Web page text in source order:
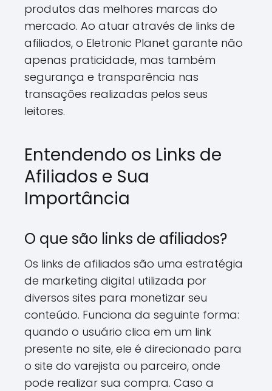
produtos das melhores marcas do
mercado. Ao atuar através de links de
afiliados, o Eletronic Planet garante não
apenas praticidade, mas também
segurança e transparência nas
transações realizadas pelos seus
leitores.
Entendendo os Links de
Afiliados e Sua
Importância
O que são links de afiliados?
Os links de afiliados são uma estratégia
de marketing digital utilizada por
diversos sites para monetizar seu
conteúdo. Funciona da seguinte forma:
quando o usuário clica em um link
presente no site, ele é direcionado para
o site do varejista ou parceiro, onde
pode realizar sua compra. Caso a